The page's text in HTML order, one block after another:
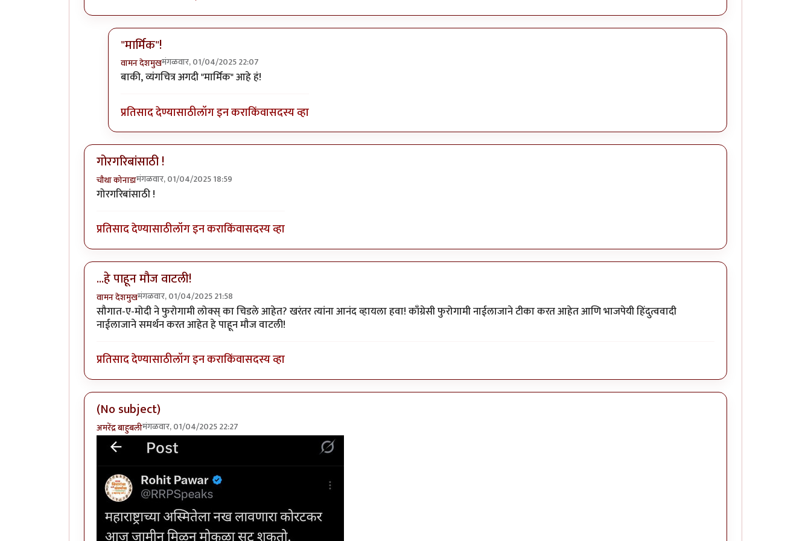
"मार्मिक"!
वामन देशमुखमंगळवार, 01/04/2025 22:07
In reply to(No subject)byअमरेंद्र बाहुबली
बाकी, व्यंगचित्र अगदी "मार्मिक" आहे हं!
प्रतिसाद देण्यासाठीलॉग इन कराकिंवासदस्य व्हा
गोरगरिबांसाठी !
चौथा कोनाडामंगळवार, 01/04/2025 18:59
गोरगरिबांसाठी !
प्रतिसाद देण्यासाठीलॉग इन कराकिंवासदस्य व्हा
...हे पाहून मौज वाटली!
वामन देशमुखमंगळवार, 01/04/2025 21:58
सौगात-ए-मोदी ने फुरोगामी लोक्स् का चिडले आहेत? खरंतर त्यांना आनंद व्हायला हवा! काँग्रेसी फुरोगामी नाईलाजाने टीका करत आहेत आणि भाजपेयी हिंदुत्ववादी
नाईलाजाने समर्थन करत आहेत हे पाहून मौज वाटली!
प्रतिसाद देण्यासाठीलॉग इन कराकिंवासदस्य व्हा
(No subject)
अमरेंद्र बाहुबलीमंगळवार, 01/04/2025 22:27